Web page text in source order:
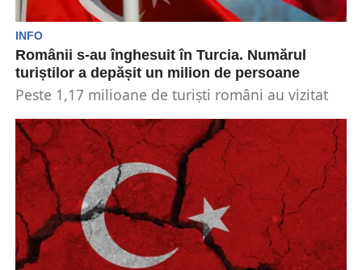
INFO
Românii s-au înghesuit în Turcia. Numărul
turiștilor a depășit un milion de persoane
Peste 1,17 milioane de turiști români au vizitat
Ministerului...